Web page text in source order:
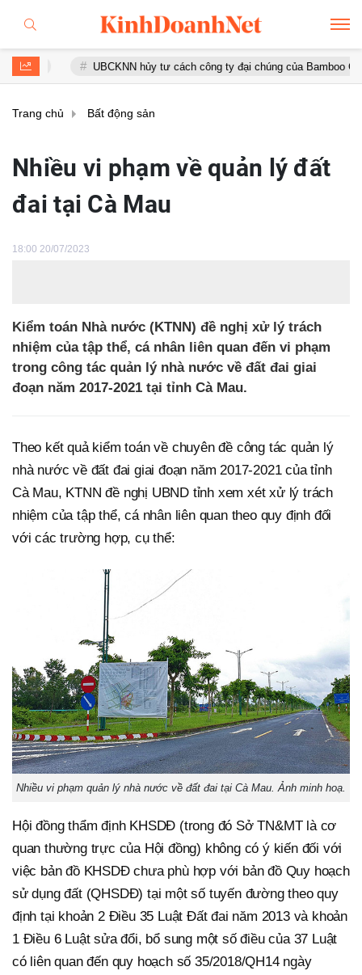
UBCKNN hủy tư cách công ty đại chúng của Bamboo Capital và
Trang chủ Bất động sản
Nhiều vi phạm về quản lý đất
đai tại Cà Mau
18:00 20/07/2023
Kiểm toán Nhà nước (KTNN) đề nghị xử lý trách
nhiệm của tập thể, cá nhân liên quan đến vi phạm
trong công tác quản lý nhà nước về đất đai giai
đoạn năm 2017-2021 tại tỉnh Cà Mau.
Theo kết quả kiểm toán về chuyên đề công tác quản lý
nhà nước về đất đai giai đoạn năm 2017-2021 của tỉnh
Cà Mau, KTNN đề nghị UBND tỉnh xem xét xử lý trách
nhiệm của tập thể, cá nhân liên quan theo quy định đối
với các trường hợp, cụ thể:
Nhiều vi phạm quản lý nhà nước về đất đai tại Cà Mau. Ảnh minh hoạ.
Hội đồng thẩm định KHSDĐ (trong đó Sở TN&MT là cơ
quan thường trực của Hội đồng) không có ý kiến đối với
việc bản đồ KHSDĐ chưa phù hợp với bản đồ Quy hoạch
sử dụng đất (QHSDĐ) tại một số tuyến đường theo quy
định tại khoản 2 Điều 35 Luật Đất đai năm 2013 và khoản
1 Điều 6 Luật sửa đổi, bổ sung một số điều của 37 Luật
có liên quan đến quy hoạch số 35/2018/QH14 ngày